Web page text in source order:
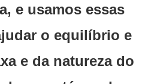
e usamos essas
o equilíbrio e
e da natureza do